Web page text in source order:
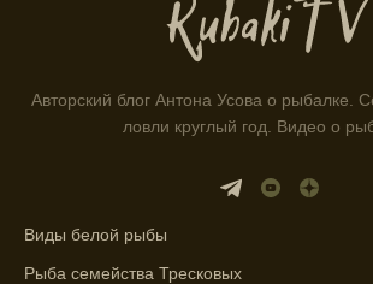
Информация о каждом типе
места для рыбалки.
фаз и погодных условий на
Узнайте вероятности
Авторский блог Антона Усова о рыбалке.
ловли круглый год. Видео о
Виды белой рыбы
Рыба семейства Тресковых